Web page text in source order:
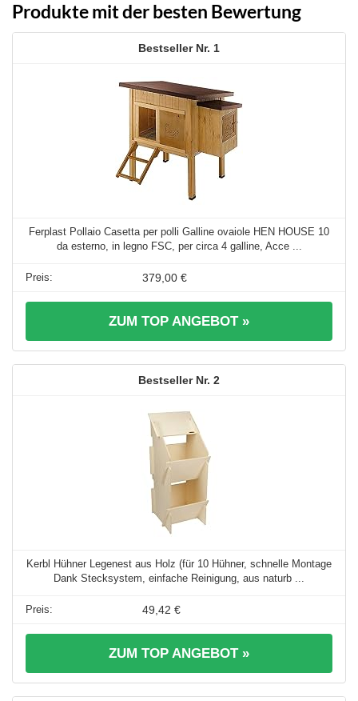
Produkte mit der besten Bewertung
1
Ferplast Pollaio Casetta per polli Galline ovaiole HEN HOUSE 10
da esterno, in legno FSC, per circa 4 galline, Acce ...
379,00 €
ZUM TOP ANGEBOT »
2
Kerbl Hühner Legenest aus Holz (für 10 Hühner, schnelle Montage
Dank Stecksystem, einfache Reinigung, aus naturb ...
49,42 €
ZUM TOP ANGEBOT »